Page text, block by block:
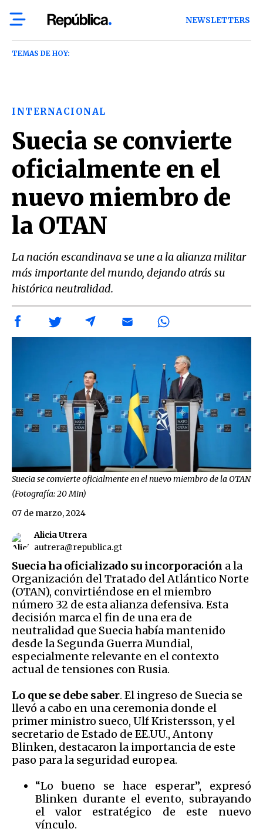
NEWSLETTERS
TEMAS DE HOY:
INTERNACIONAL
Suecia se convierte
oficialmente en el
nuevo miembro de
la OTAN
La nación escandinava se une a la alianza militar
más importante del mundo, dejando atrás su
histórica neutralidad.
Suecia se convierte oficialmente en el nuevo miembro de la OTAN
(Fotografía: 20 Min)
Alicia Utrera
autrera@republica.gt
07 de marzo, 2024
Suecia ha oficializado su incorporación a la
Organización del Tratado del Atlántico Norte
(OTAN), convirtiéndose en el miembro
número 32 de esta alianza defensiva. Esta
decisión marca el fin de una era de
neutralidad que Suecia había mantenido
desde la Segunda Guerra Mundial,
especialmente relevante en el contexto
actual de tensiones con Rusia.
Lo que se debe saber. El ingreso de Suecia se
llevó a cabo en una ceremonia donde el
primer ministro sueco, Ulf Kristersson, y el
secretario de Estado de EE.UU., Antony
Blinken, destacaron la importancia de este
paso para la seguridad europea.
“Lo bueno se hace esperar”, expresó
Blinken durante el evento, subrayando
el valor estratégico de este nuevo
vínculo.